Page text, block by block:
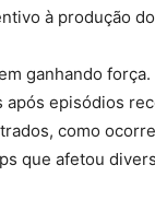
à produção
ganhando força.
episódios
como
que afetou